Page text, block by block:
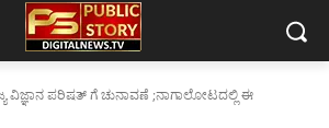
ವಿಜ್ಞಾನ ಪರಿಷತ್ ಗೆ ಚುನಾವಣೆ ;ನಾಗಾಲೋಟದಲ್ಲಿ ಈ